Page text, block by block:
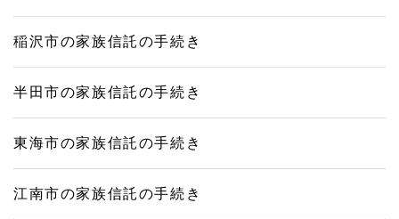
稲沢市の家族信託の手続き
半田市の家族信託の手続き
東海市の家族信託の手続き
江南市の家族信託の手続き